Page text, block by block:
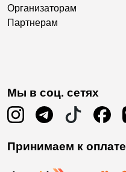
Организаторам
Партнерам
Мы в соц. сетях
Принимаем к оплате